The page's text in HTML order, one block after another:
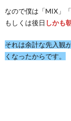
なので僕は「MIX」
もしくは後日 しかも
それは余計な先入観
くなったからです。